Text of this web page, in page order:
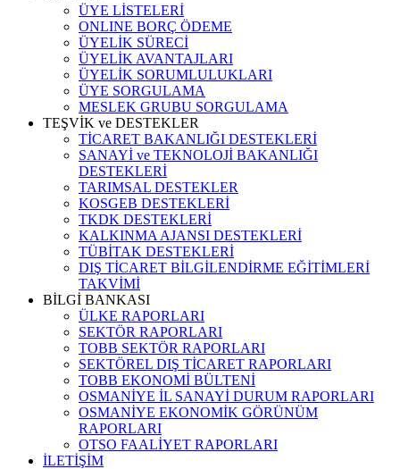
ÜYE LİSTELERİ
ONLINE BORÇ ÖDEME
ÜYELİK SÜRECİ
ÜYELİK AVANTAJLARI
ÜYELİK SORUMLULUKLARI
ÜYE SORGULAMA
MESLEK GRUBU SORGULAMA
TEŞVİK ve DESTEKLER
TİCARET BAKANLIĞI DESTEKLERİ
SANAYİ ve TEKNOLOJİ BAKANLIĞI
DESTEKLERİ
TARIMSAL DESTEKLER
KOSGEB DESTEKLERİ
TKDK DESTEKLERİ
KALKINMA AJANSI DESTEKLERİ
TÜBİTAK DESTEKLERİ
DIŞ TİCARET BİLGİLENDİRME EĞİTİMLERİ
TAKVİMİ
BİLGİ BANKASI
ÜLKE RAPORLARI
SEKTÖR RAPORLARI
TOBB SEKTÖR RAPORLARI
SEKTÖREL DIŞ TİCARET RAPORLARI
TOBB EKONOMİ BÜLTENİ
OSMANİYE İL SANAYİ DURUM RAPORLARI
OSMANİYE EKONOMİK GÖRÜNÜM
RAPORLARI
OTSO FAALİYET RAPORLARI
İLETİŞİM